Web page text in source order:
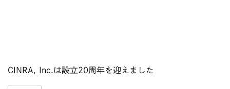
CINRA, Inc.は設立20周年を迎えました